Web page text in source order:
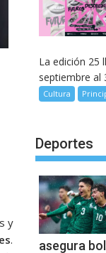
y
.
La edición 25
septiembre al
Cultura
Deportes
asegura